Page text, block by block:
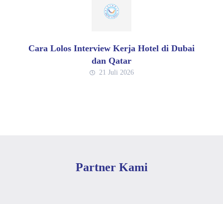
Cara Lolos Interview Kerja Hotel di Dubai
dan Qatar
21 Juli 2026
Partner Kami